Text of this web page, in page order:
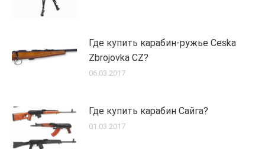
Где купить карабин-ружье Ceska
Zbrojovka CZ?
06.03.2017
Где купить карабин Сайга?
01.03.2017